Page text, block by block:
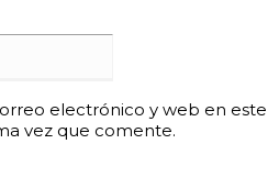
electrónico y web en este
vez que comente.